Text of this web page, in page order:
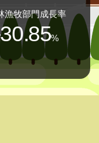
漁牧部門成長率
%